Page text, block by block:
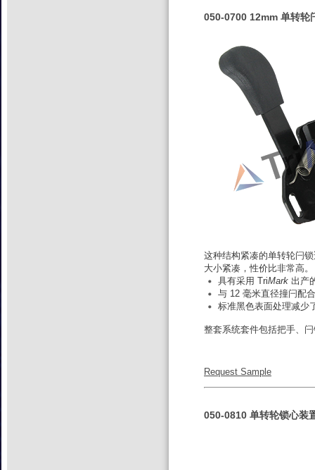
050-0700 12mm 单转轮
这种结构紧凑的单转轮闩
大小紧凑，性价比非常高
具有采用 TriMark 出产
与 12 毫米直径撞闩配
标准黑色表面处理减少
整套系统套件包括把手、
Request Sample
050-0810 单转轮锁心装